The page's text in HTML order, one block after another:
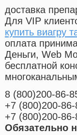
доставка
Для VIP
купить виагру
оплата
Деньги, Web
бесплатной
8 (800)200-86-
+7 (800)200-86-
+7 (800)200-86-
Обязательно